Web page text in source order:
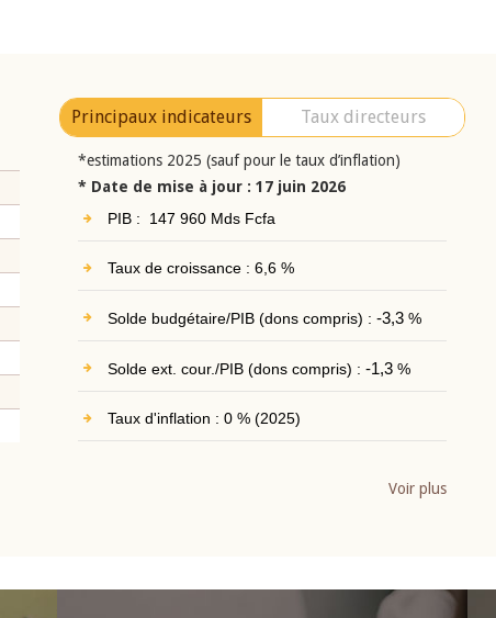
Principaux indicateurs Taux directeurs
*estimations 2025 (sauf pour le taux d’inflation)
* Date de mise à jour : 17 juin 2026
PIB : 147 960 Mds Fcfa
Taux de croissance : 6,6 %
Solde budgétaire/PIB (dons compris) : -3,3%
Solde ext. cour./PIB (dons compris) : -1,3%
Taux d'inflation : 0 % (2025)
Voir plus